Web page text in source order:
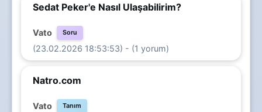
Sedat Peker'e Nasıl Ulaşabilirim?
Vato Soru
(23.02.2026 18:53:53) - (1 yorum)
Natro.com
Vato Tanım